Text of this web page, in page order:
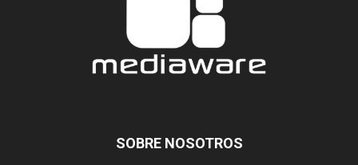
SOBRE NOSOTROS